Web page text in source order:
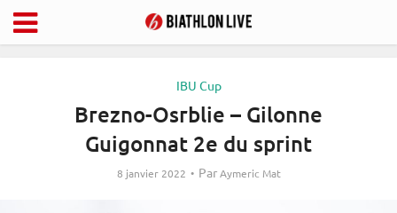
IBU Cup
Brezno-Osrblie – Gilonne
Guigonnat 2e du sprint
8 janvier 2022 ParAymeric Mat